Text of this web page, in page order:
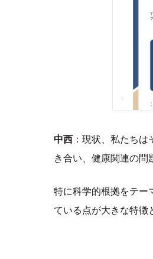
中西：現状、私たちは
き合い、健康関連の問
特に科学的根拠をテー
ている点が大きな特徴